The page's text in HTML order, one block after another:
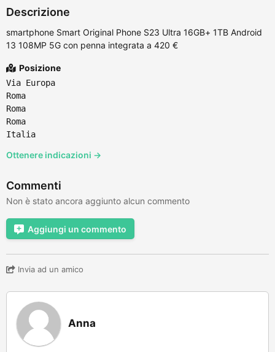
Descrizione
smartphone Smart Original Phone S23 Ultra 16GB+ 1TB Android
13 108MP 5G con penna integrata a 420 €
Posizione
Via Europa
Roma
Roma
Roma
Italia
Ottenere indicazioni →
Commenti
Non è stato ancora aggiunto alcun commento
Aggiungi un commento
Invia ad un amico
Anna